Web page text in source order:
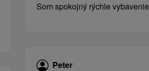
Som spokojný rýchle vybavenie
Peter